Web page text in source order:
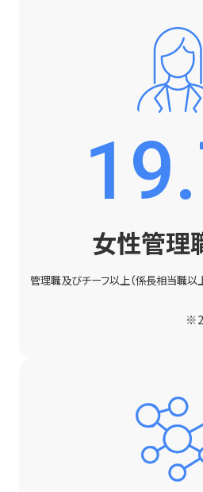
女性管理
管理職及びチーフ以上（係長相当職